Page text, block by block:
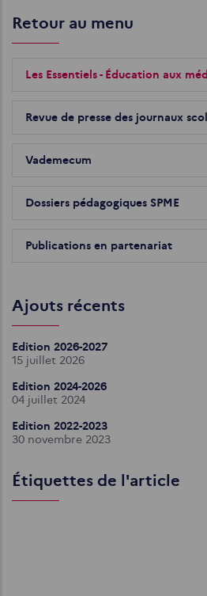
Retour au menu
Les Essentiels - Éducation aux
Revue de presse des journaux
Vademecum
Dossiers pédagogiques SPME
Publications en partenariat
Ajouts récents
Edition 2026-2027
15 juillet 2026
Edition 2024-2026
04 juillet 2024
Edition 2022-2023
30 novembre 2023
Étiquettes de l'article